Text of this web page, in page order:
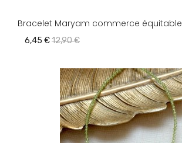
Bracelet Maryam commerce équitable
6,45 €12,90 €